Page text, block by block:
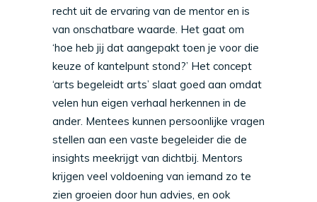
recht uit de ervaring van de mentor en is
van onschatbare waarde. Het gaat om
‘hoe heb jij dat aangepakt toen je voor die
keuze of kantelpunt stond?’ Het concept
‘arts begeleidt arts’ slaat goed aan omdat
velen hun eigen verhaal herkennen in de
ander. Mentees kunnen persoonlijke vragen
stellen aan een vaste begeleider die de
insights meekrijgt van dichtbij. Mentors
krijgen veel voldoening van iemand zo te
zien groeien door hun advies, en ook